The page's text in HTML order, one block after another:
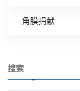
角膜捐献
搜索